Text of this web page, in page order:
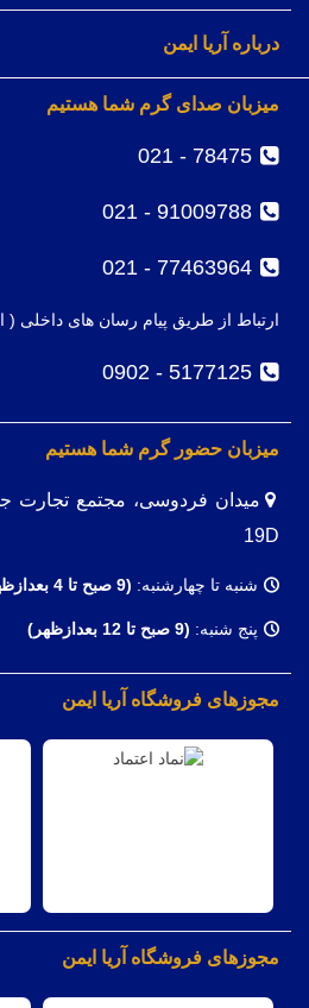
درباره آریا ایمن
میزبان صدای گرم شما هستیم
78475 - 021
91009788 - 021
77463964 - 021
ارتباط از طریق پیام رسان های داخلی (
5177125 - 0902
میزبان حضور گرم شما هستیم
19D
شنبه تا چهارشنبه: (9 صبح تا 4 بعدازظهر)
پنج شنبه: (9 صبح تا 12 بعدازظهر)
مجوزهای فروشگاه آریا ایمن
مجوزهای فروشگاه آریا ایمن